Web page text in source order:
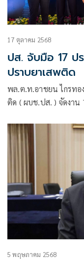
17 ตุลาคม 2568
ปส. จับมือ 17 ป
ปราบยาเสพติด
พล.ต.ท.อาชยน ไกรทอ
ติด ( ผบช.ปส. ) จัดงาน
ประสานงานด้านยาเส
5 พฤษภาคม 2568